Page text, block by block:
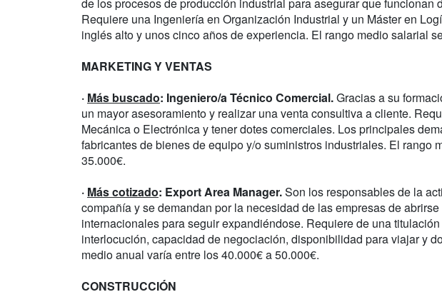
Requiere una Ingeniería en Organización Industrial y un Máster en
inglés alto y unos cinco años de experiencia. El rango medio salarial
MARKETING Y VENTAS
· Más buscado: Ingeniero/a Técnico Comercial.Gracias a su
un mayor asesoramiento y realizar una venta consultiva a cliente.
Mecánica o Electrónica y tener dotes comerciales. Los principales
fabricantes de bienes de equipo y/o suministros industriales. El rango
35.000€.
· Más cotizado: Export Area Manager.Son los responsables de la
compañía y se demandan por la necesidad de las empresas de
internacionales para seguir expandiéndose. Requiere de una
interlocución, capacidad de negociación, disponibilidad para viajar y
medio anual varía entre los 40.000€ a 50.000€.
CONSTRUCCIÓN